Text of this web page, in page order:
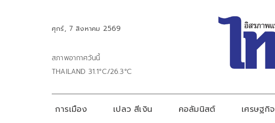
ศุกร์, 7 สิงหาคม 2569
สภาพอากาศวันนี้
THAILAND 31.1°C/26.3°C
การเมือง เปลว สีเงิน คอลัมนิสต์ เศรษฐกิจ